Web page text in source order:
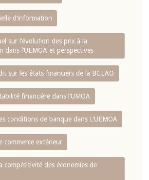
d‘information
sur l‘évolution des prix à la
dans l‘UEMOA et perspectives
sur les états financiers de la BCEAO
financière dans l‘UMOA
conditions de banque dans L‘UEMOA
commerce extérieur
compétitivité des économies de